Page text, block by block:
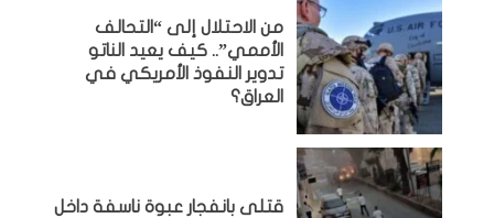
من الاحتلال إلى “التحالف
الأممي”.. كيف يعيد الناتو
تدوير النفوذ الأمريكي في
العراق؟
قتلى بانفجار عبوة ناسفة داخل